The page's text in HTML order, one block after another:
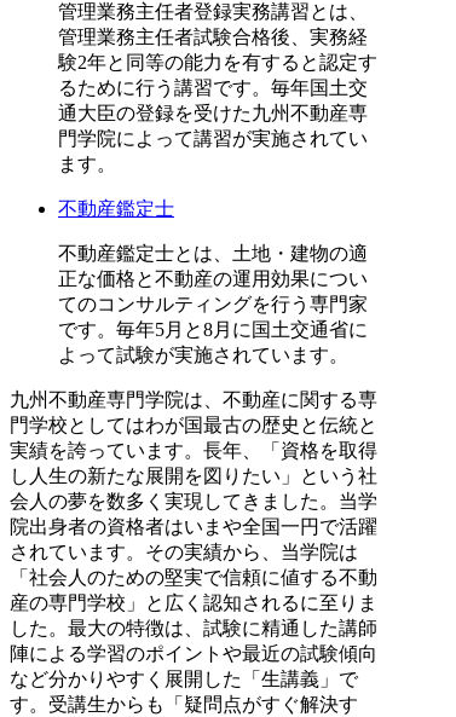
管理業務主任者登録実務講習とは、
管理業務主任者試験合格後、実務経
験2年と同等の能力を有すると認定す
るために行う講習です。毎年国土交
通大臣の登録を受けた九州不動産専
門学院によって講習が実施されてい
ます。
不動産鑑定士
不動産鑑定士とは、土地・建物の適
正な価格と不動産の運用効果につい
てのコンサルティングを行う専門家
です。毎年5月と8月に国土交通省に
よって試験が実施されています。
九州不動産専門学院は、不動産に関する専
門学校としてはわが国最古の歴史と伝統と
実績を誇っています。長年、「資格を取得
し人生の新たな展開を図りたい」という社
会人の夢を数多く実現してきました。当学
院出身者の資格者はいまや全国一円で活躍
されています。その実績から、当学院は
「社会人のための堅実で信頼に値する不動
産の専門学校」と広く認知されるに至りま
した。最大の特徴は、試験に精通した講師
陣による学習のポイントや最近の試験傾向
など分かりやすく展開した「生講義」で
す。受講生からも「疑問点がすぐ解決す